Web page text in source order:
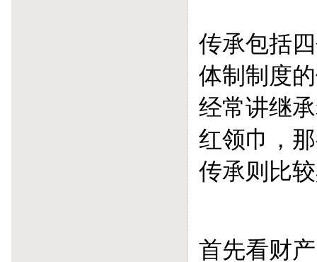
传承包括
体制制度
经常讲继
红领巾，
传承则比
首先看财